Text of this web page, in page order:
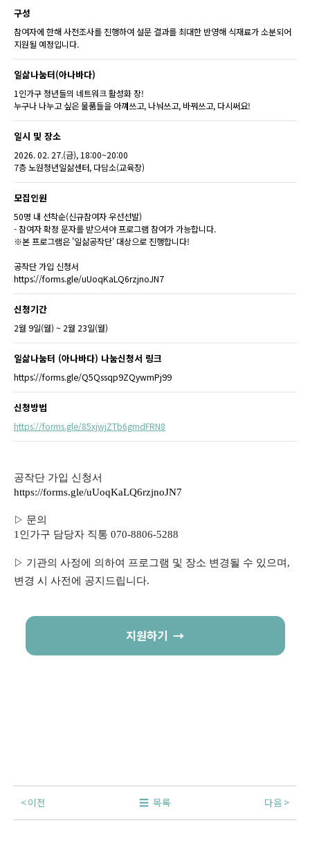
구성
참여자에 한해 사전조사를 진행하여 설문 결과를 최대한 반영해 식재료가 소분되어
지원될 예정입니다.
일삶나눔터(아나바다)
1인가구 청년들의 네트워크 활성화 장!
누구나 나누고 싶은 물품들을 아껴쓰고, 나눠쓰고, 바꿔쓰고, 다시써요!
일시 및 장소
2026. 02. 27.(금), 18:00~20:00
7층 노원청년일삶센터, 다담소(교육장)
모집인원
50명 내 선착순(신규참여자 우선선발)
- 참여자 확정 문자를 받으셔야 프로그램 참여가 가능합니다.
※본 프로그램은 '일삶공작단' 대상으로 진행합니다!
공작단 가입 신청서
https://forms.gle/uUoqKaLQ6rzjnoJN7
신청기간
2월 9일(월) ~ 2월 23일(월)
일삶나눔터 (아나바다) 나눔신청서 링크
https://forms.gle/Q5Qssqp9ZQywmPj99
신청방법
https://forms.gle/85xjwjZTb6gmdFRN8
공작단 가입 신청서
https://forms.gle/uUoqKaLQ6rzjnoJN7
▷ 문의
1인가구 담당자 직통 070-8806-5288
▷ 기관의 사정에 의하여 프로그램 및 장소 변경될 수 있으며,
변경 시 사전에 공지드립니다.
지원하기
이전 목록 다음